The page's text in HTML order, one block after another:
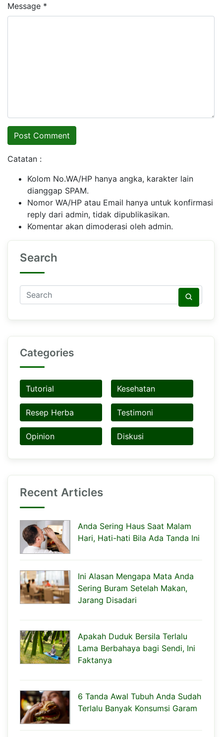
Message *
Catatan :
Kolom No.WA/HP hanya angka, karakter lain
dianggap SPAM.
Nomor WA/HP atau Email hanya untuk konfirmasi
reply dari admin, tidak dipublikasikan.
Komentar akan dimoderasi oleh admin.
Search
Categories
Tutorial Kesehatan
Resep Herba Testimoni
Opinion Diskusi
Recent Articles
Anda Sering Haus Saat Malam
Hari, Hati-hati Bila Ada Tanda Ini
Ini Alasan Mengapa Mata Anda
Sering Buram Setelah Makan,
Jarang Disadari
Apakah Duduk Bersila Terlalu
Lama Berbahaya bagi Sendi, Ini
Faktanya
6 Tanda Awal Tubuh Anda Sudah
Terlalu Banyak Konsumsi Garam